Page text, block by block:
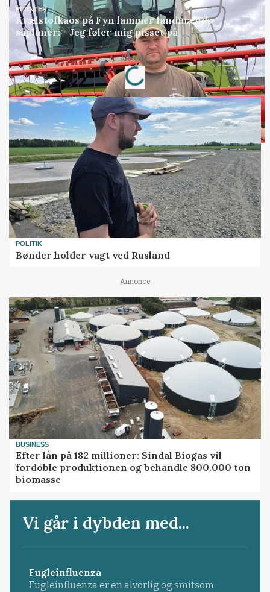
PLANTER
Kvælstofkaos på Fyn lammer landmænds
såplaner: - Jeg føler mig pisset på
Annonce
Loading...
POLITIK
Bønder holder vagt ved Rusland
Annonce
BUSINESS
Efter lån på 182 millioner: Sindal Biogas vil
fordoble produktionen og behandle 800.000 ton
biomasse
Vi går i dybden med...
Fugleinfluenza
Fugleinfluenza er en alvorlig og smitsom